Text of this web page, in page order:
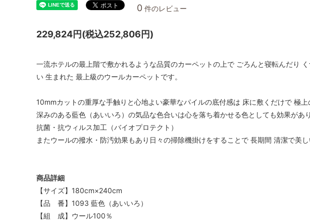
0 件のレビュー
229,824円(税込252,806円)
一流ホテルの最上階で敷かれるような品質のカーペットの上で ごろんと寝転んだり
い 生まれた 最上級のウールカーペットです。
10mmカットの重厚な手触りと心地よい豪華なパイルの底付感は 床に敷くだけで 極上
深みのある藍色（あいいろ）の気品な色合いは心を落ち着かせる色としても効果があり
抗菌・抗ウィルス加工（バイオプロテクト）
またウールの撥水・防汚効果もあり日々の掃除機掛けをすることで 長期間 清潔で美し
商品詳細
【サイズ】180cm×240cm
【品 番】1093 藍色（あいいろ）
【組 成】ウール100％